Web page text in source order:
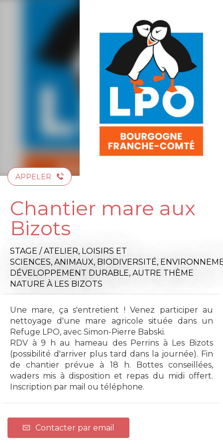
APPELER
Chantier mare aux
Bizots
STAGE / ATELIER, LOISIRS ET
SCIENCES, ANIMAUX, BIODIVERSITÉ,
DÉVELOPPEMENT DURABLE, AUTRE THÈME
NATURE À LES BIZOTS
Une mare, ça s'entretient ! Venez participer au
nettoyage d'une mare agricole située dans un
Refuge LPO, avec Simon-Pierre Babski.
RDV à 9 h au hameau des Perrins à Les Bizots
(possibilité d'arriver plus tard dans la journée). Fin
de chantier prévue à 18 h. Bottes conseillées,
waders mis à disposition et repas du midi offert.
Inscription par mail ou téléphone.
Contacter par email